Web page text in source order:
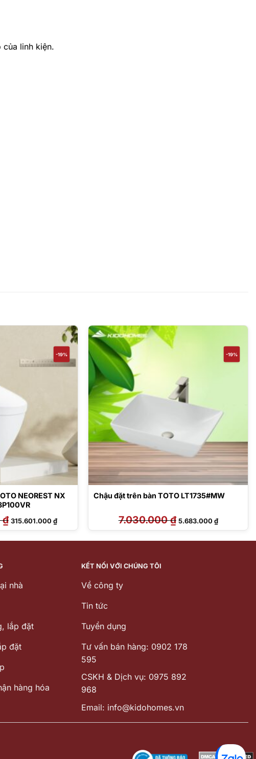
linh kiện.
-19%
NEOREST NX
₫ Giá
gốc
là:
315.601.000₫Giá
hiện
tại
315.601.000 ₫.
-19%
Chậu đặt trên bàn TOTO LT1735#MW
7.030.000₫ Giá
gốc
là:
5.683.000₫Giá
hiện
tại
5.683.000
nhà
lắp đặt
đặt
hàng hóa
KẾT NỐI VỚI CHÚNG TÔI
Về công ty
Tin tức
Tuyển dụng
Tư vấn bán hàng: 0902 178
595
CSKH & Dịch vụ: 0975 892
968
Email: info@kidohomes.vn